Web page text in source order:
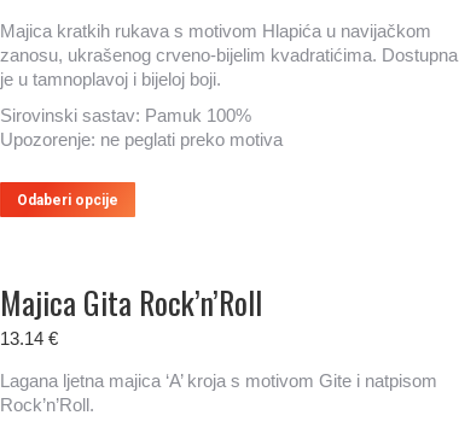
odabrati
na
stranici
proizvoda
Majica kratkih rukava s motivom Hlapića u navijačkom
zanosu, ukrašenog crveno-bijelim kvadratićima. Dostupna
je u tamnoplavoj i bijeloj boji.
Sirovinski sastav: Pamuk 100%
Upozorenje: ne peglati preko motiva
Odaberi opcije
proizvod
varijanti.
Opcije
odabrati
Majica Gita Rock’n’Roll
13.14 €
Lagana ljetna majica ‘A’ kroja s motivom Gite i natpisom
Rock’n’Roll.